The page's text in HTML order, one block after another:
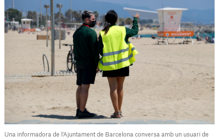
Una informadora de l'Ajuntament de Barcelona conversa amb un usuari de